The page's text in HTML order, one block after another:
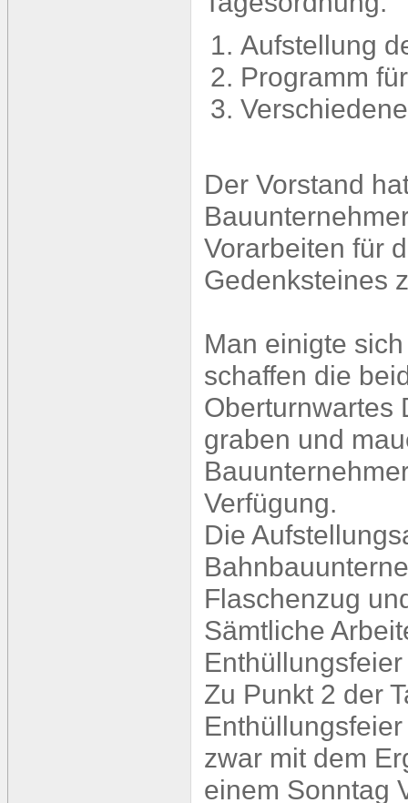
Aufstellung
Programm
Der Vorstand
Vorarbeiten für
Gedenksteines
Man einigte
schaffen die
Oberturnwartes
graben und
Verfügung.
Die
Flaschenzug
Sämtliche
Zu Punkt 2 der
zwar mit dem
einem Sonntag